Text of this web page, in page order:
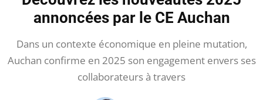
annoncées par le CE Auchan
Dans un contexte économique en pleine mutation,
Auchan confirme en 2025 son engagement envers ses
collaborateurs à travers